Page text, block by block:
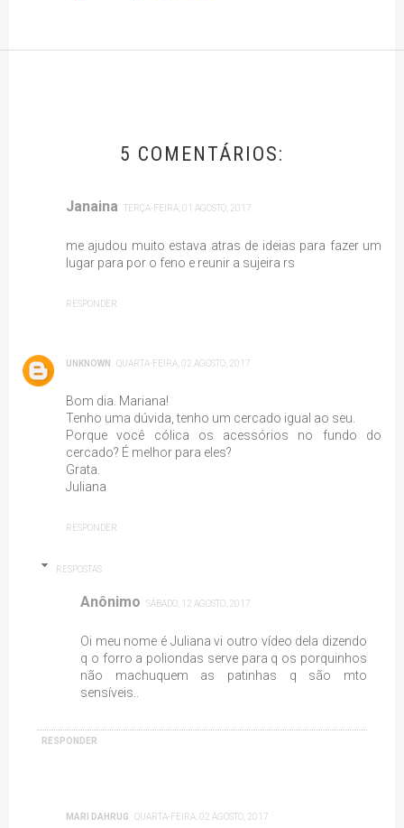
5 COMENTÁRIOS:
Janaina TERÇA-FEIRA, 01 AGOSTO, 2017
me ajudou muito estava atras de ideias para fazer um
lugar para por o feno e reunir a sujeira rs
RESPONDER
UNKNOWN QUARTA-FEIRA, 02 AGOSTO, 2017
Bom dia. Mariana!
Tenho uma dúvida, tenho um cercado igual ao seu.
Porque você cólica os acessórios no fundo do
cercado? É melhor para eles?
Grata.
Juliana
RESPONDER
RESPOSTAS
Anônimo SÁBADO, 12 AGOSTO, 2017
Oi meu nome é Juliana vi outro vídeo dela dizendo
q o forro a poliondas serve para q os porquinhos
não machuquem as patinhas q são mto
sensíveis..
RESPONDER
MARI DAHRUG QUARTA-FEIRA, 02 AGOSTO, 2017